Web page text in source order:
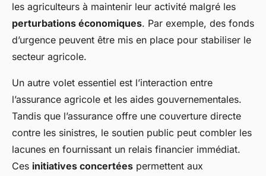
les agriculteurs à maintenir leur activité malgré les
perturbations économiques. Par exemple, des fonds
d’urgence peuvent être mis en place pour stabiliser le
secteur agricole.
Un autre volet essentiel est l’interaction entre
l’assurance agricole et les aides gouvernementales.
Tandis que l’assurance offre une couverture directe
contre les sinistres, le soutien public peut combler les
lacunes en fournissant un relais financier immédiat.
Ces initiatives concertées permettent aux